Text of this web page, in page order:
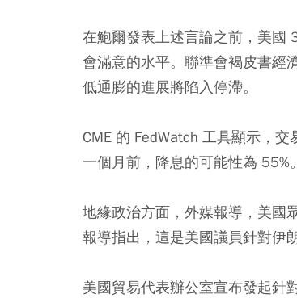
在鮑爾發表上述言論之前，美國
會滿意的水平。聯準會褐皮書經
低通膨的進展將陷入停滯。
CME 的 FedWatch 工具顯示，
一個月前，降息的可能性為 55%
地緣政治方面，外媒報導，美國
報導指出，這是美國議員針對伊
美國貿易代表辦公室宣布發起針